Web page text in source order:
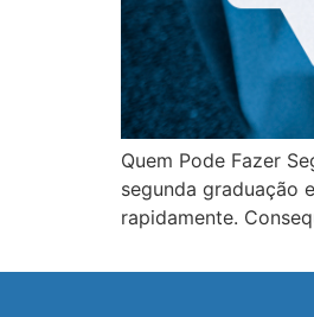
Quem Pode Fazer
segunda graduação
rapidamente.